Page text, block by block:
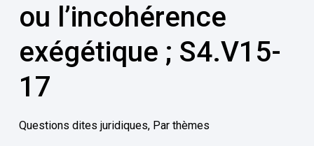
ou l’incohérence
exégétique ; S4.V15-
17
Questions dites juridiques, Par thèmes